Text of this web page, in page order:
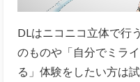
DLはニコニコ立体で行
のものや「自分でミラ
る」体験をしたい方は